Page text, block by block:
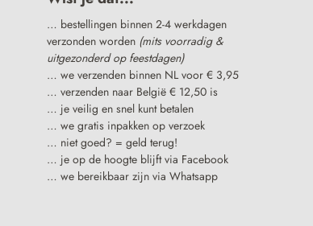
… bestellingen binnen 2-4 werkdagen
verzonden worden (mits voorradig &
uitgezonderd op feestdagen)
… we verzenden binnen NL voor € 3,95
… verzenden naar België € 12,50 is
… je veilig en snel kunt betalen
… we gratis inpakken op verzoek
… niet goed? = geld terug!
… je op de hoogte blijft via Facebook
… we bereikbaar zijn via Whatsapp